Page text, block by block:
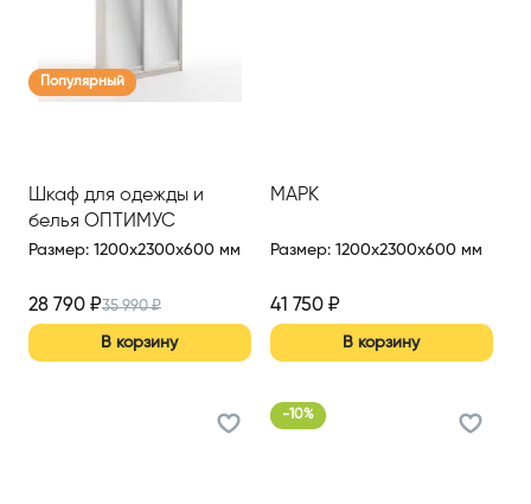
Популярный
Шкаф для одежды и
белья ОПТИМУС
Размер: 1200x2300x600 мм
28 790 ₽35 990₽
В корзину
МАРК
Размер: 1200x2300x600 мм
41 750₽
В корзину
-10%